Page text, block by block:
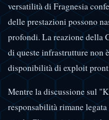
versatilità di Fragnesia
delle prestazioni possono
profondi. La reazione della
di queste infrastrutture non
disponibilità di exploit
Mentre la discussione sul
responsabilità rimane